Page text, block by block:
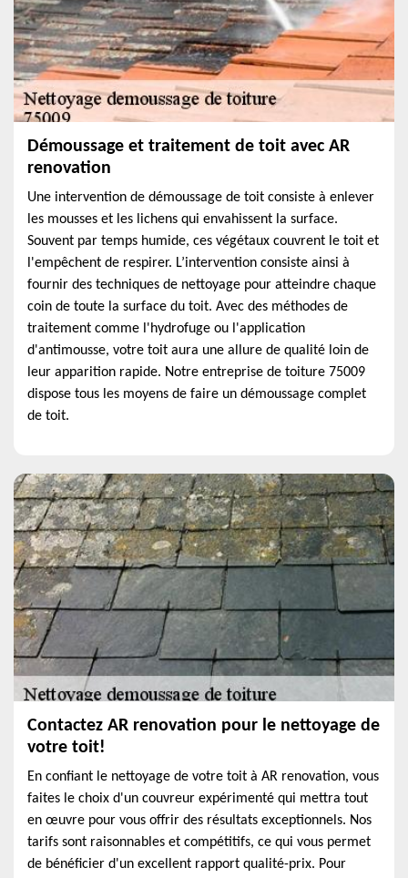
Démoussage et traitement de toit avec AR
renovation
Une intervention de démoussage de toit consiste à enlever
les mousses et les lichens qui envahissent la surface.
Souvent par temps humide, ces végétaux couvrent le toit et
l'empêchent de respirer. L’intervention consiste ainsi à
fournir des techniques de nettoyage pour atteindre chaque
coin de toute la surface du toit. Avec des méthodes de
traitement comme l'hydrofuge ou l'application
d'antimousse, votre toit aura une allure de qualité loin de
leur apparition rapide. Notre entreprise de toiture 75009
dispose tous les moyens de faire un démoussage complet
de toit.
Contactez AR renovation pour le nettoyage de
votre toit!
En confiant le nettoyage de votre toit à AR renovation, vous
faites le choix d'un couvreur expérimenté qui mettra tout
en œuvre pour vous offrir des résultats exceptionnels. Nos
tarifs sont raisonnables et compétitifs, ce qui vous permet
de bénéficier d'un excellent rapport qualité-prix. Pour